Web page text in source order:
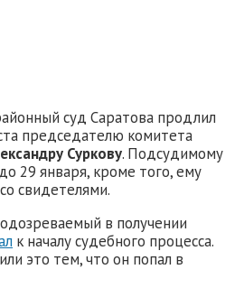
суд Саратова продлил
председателю комитета
Суркову. Подсудимому
29 января, кроме того, ему
свидетелями.
в получении
к началу судебного процесса.
это тем, что он попал в